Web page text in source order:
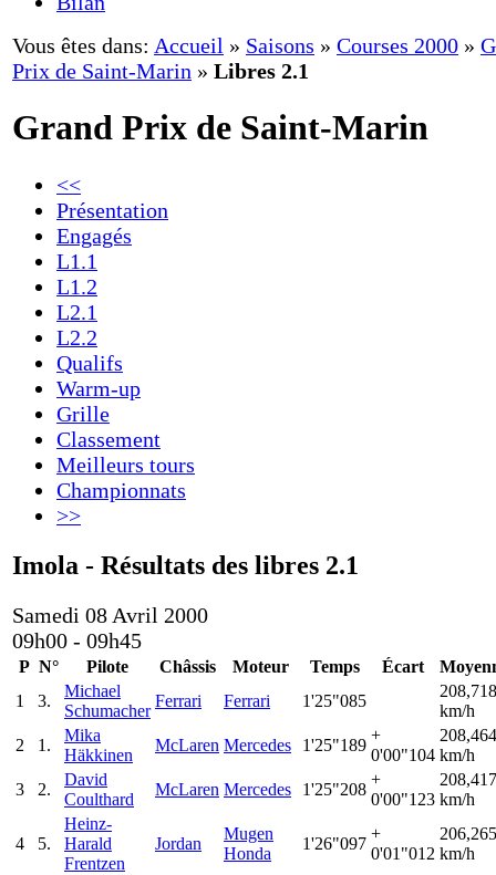
Vous êtes dans: Accueil » Saisons » Courses 2000 »
Prix de Saint-Marin » Libres 2.1
Grand Prix de Saint-Marin
<<
Présentation
Engagés
L1.1
L1.2
L2.1
L2.2
Qualifs
Warm-up
Grille
Classement
Meilleurs tours
Championnats
>>
Imola - Résultats des libres 2.1
Samedi 08 Avril 2000
09h00 - 09h45
P N° Pilote Châssis Moteur Temps Écart
1
3.
Michael
Schumacher
Ferrari Ferrari 1'25"085
208,718
km/h
2
1.
Mika
Häkkinen
McLaren Mercedes 1'25"189
+
0'00"104
208,464
km/h
3
2.
David
Coulthard
McLaren Mercedes 1'25"208
+
0'00"123
208,417
km/h
4 5.
Heinz-
Harald
Frentzen
Jordan
Mugen
Honda
1'26"097
+
0'01"012
206,265
km/h